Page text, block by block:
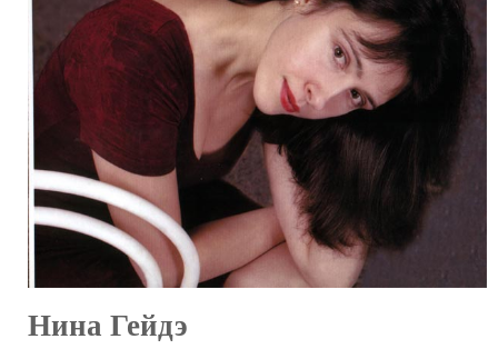
Нина Гейдэ